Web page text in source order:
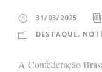
31/03/2025
DESTAQUE,
A Confederação